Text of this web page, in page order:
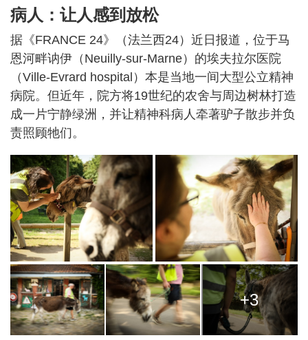
病人：让人感到放松
据《FRANCE 24》（法兰西24）近日报道，位于马
恩河畔讷伊（Neuilly-sur-Marne）的埃夫拉尔医院
（Ville-Evrard hospital）本是当地一间大型公立精神
病院。但近年，院方将19世纪的农舍与周边树林打造
成一片宁静绿洲，并让精神科病人牵著驴子散步并负
责照顾牠们。
+3